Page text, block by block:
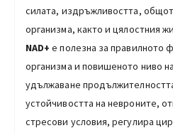
силата, издръжливостта,
организма, както и цялостния
NAD+ е полезна за правилното
организма и повишеното ниво
удължаване
устойчивостта на невроните,
стресови условия, регулира